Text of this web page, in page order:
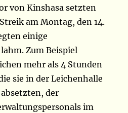
von Kinshasa setzten
am Montag, den 14.
einige
Zum Beispiel
mehr als 4 Stunden
sie in der Leichenhalle
der
im